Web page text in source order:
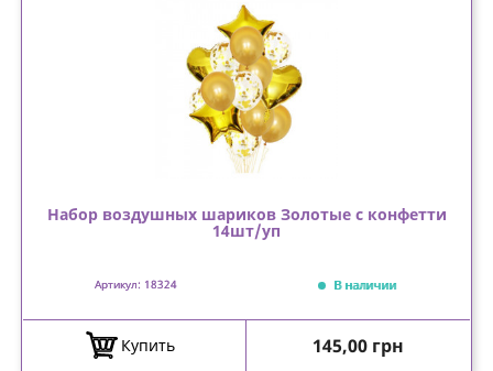
Набор воздушных шариков Золотые с конфетти
14шт/уп
Артикул: 18324 В наличии
Купить Цена
145,00 грн